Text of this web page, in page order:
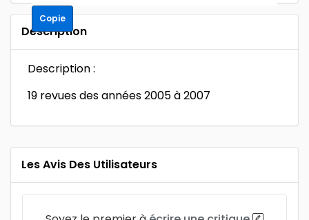
Copie
Description
Description :
19 revues des années 2005 à 2007
Les Avis Des Utilisateurs